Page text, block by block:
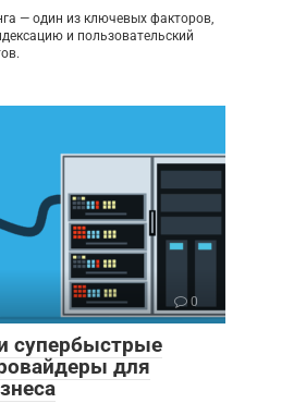
— один из ключевых факторов,
и пользовательский
0
супербыстрые
для